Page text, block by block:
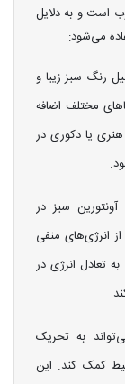
است و به دلایل
می‌شود:
رنگ سبز زیبا و
مختلف اضافه
یا دکوری در
سبز در
انرژی‌های منفی
تعادل انرژی در
به تحریک
کمک کند. این